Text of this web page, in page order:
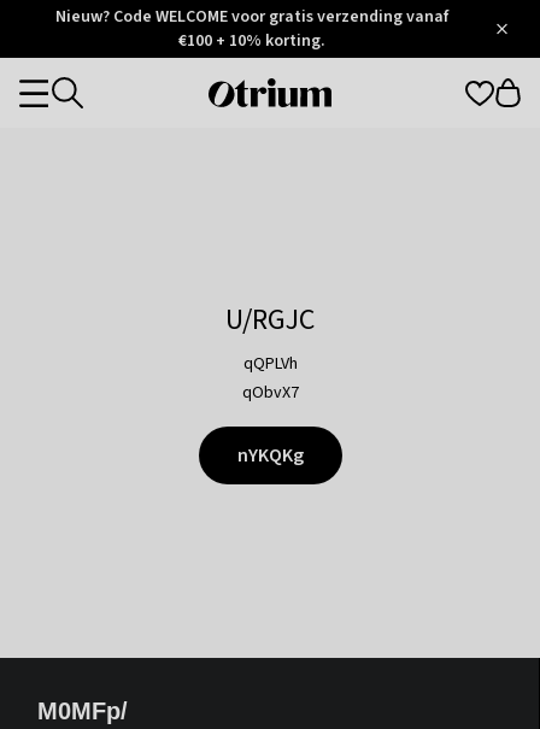
Otrium
Trustpilot
Nieuw? Code WELCOME voor gratis verzending vanaf
€100 + 10% korting.
Otrium
Categories
U/RGJC
qQPLVh
qObvX7
nYKQKg
M0MFp/